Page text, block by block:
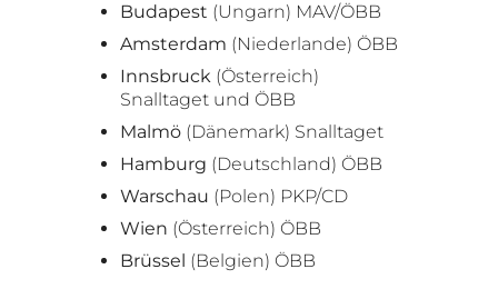
Budapest (Ungarn) MAV/ÖBB
Amsterdam (Niederlande) ÖBB
Innsbruck (Österreich)
Snalltaget und ÖBB
Malmö (Dänemark) Snalltaget
Hamburg (Deutschland) ÖBB
Warschau (Polen) PKP/CD
Wien (Österreich) ÖBB
Brüssel (Belgien) ÖBB